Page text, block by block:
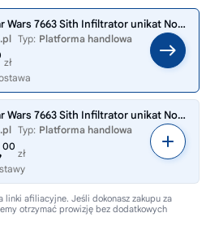
LEGO Star Wars 7663 Sith Infiltrator unikat Nowy
Typ: Platforma handlowa
zł
LEGO Star Wars 7663 Sith Infiltrator unikat Nowy
Typ: Platforma handlowa
00
zł
linki afiliacyjne. Jeśli dokonasz zakupu za
otrzymać prowizję bez dodatkowych